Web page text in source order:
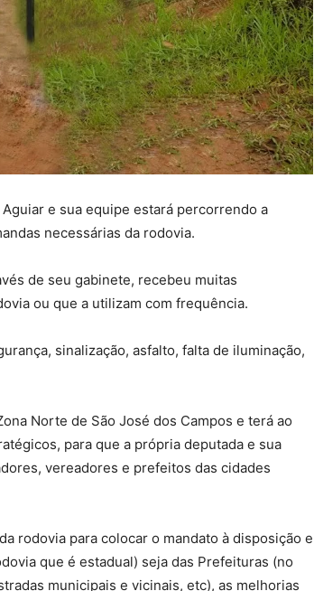
e sua equipe estará percorrendo a
necessárias da rodovia.
de seu gabinete, recebeu muitas
ou que a utilizam com frequência.
sinalização, asfalto, falta de iluminação,
Norte de São José dos Campos e terá ao
para que a própria deputada e sua
vereadores e prefeitos das cidades
rodovia para colocar o mandato à disposição e
que é estadual) seja das Prefeituras (no
municipais e vicinais, etc), as melhorias